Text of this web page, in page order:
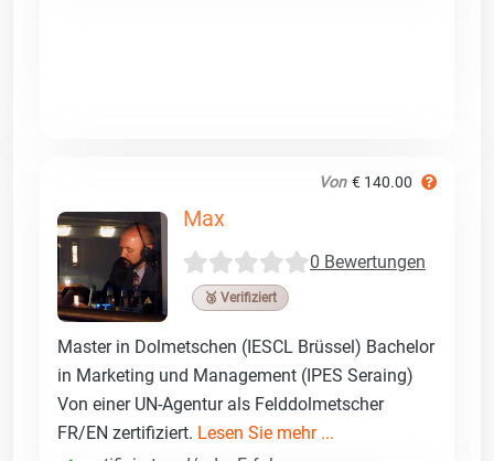
Von € 140.00
Max
0 Bewertungen
🥉 Verifiziert
Master in Dolmetschen (IESCL Brüssel) Bachelor
in Marketing und Management (IPES Seraing)
Von einer UN-Agentur als Felddolmetscher
FR/EN zertifiziert. Lesen Sie mehr ...